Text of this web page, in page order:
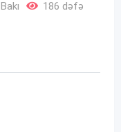
Bakı
186 dəfə